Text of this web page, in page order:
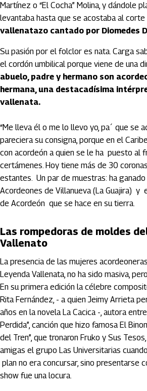
Martínez o “El Cocha” Molina, y dándole
levantaba hasta que se acostaba al corte
vallenatazo cantado por Diomedes
Su pasión por el folclor es nata. Carga
el cordón umbilical porque viene de una
abuelo, padre y hermano son
hermana, una destacadísima
vallenata.
“Me lleva él o me lo llevo yo, pa´ que se
pareciera su consigna, porque en el
con acordeón a quien se le ha puesto al
certámenes. Hoy tiene más de 30
estantes. Un par de muestras: ha
Acordeones de Villanueva (La Guajira) y
de Acordeón que se hace en su tierra.
Las rompedoras de moldes
Vallenato
La presencia de las mujeres
Leyenda Vallenata, no ha sido masiva,
En su primera edición la célebre
Rita Fernández, - a quien Jeimy Arrieta
años en la novela La Cacica -, autora
Perdida”, canción que hizo famosa El
del Tren”, que tronaron Fruko y Sus
amigas el grupo Las Universitarias
plan no era concursar, sino presentarse
show fue una locura.